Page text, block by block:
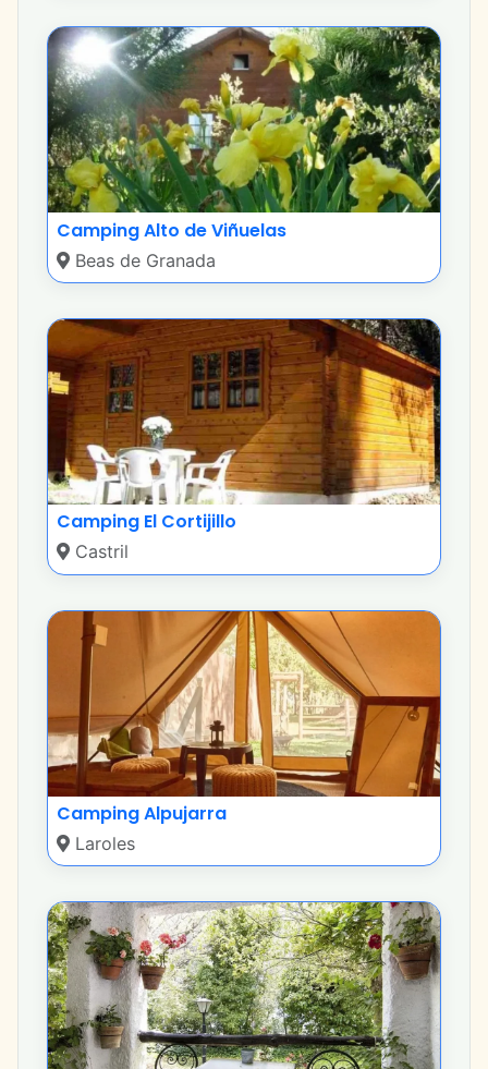
Camping Alto de Viñuelas
Beas de Granada
Camping El Cortijillo
Castril
Camping Alpujarra
Laroles